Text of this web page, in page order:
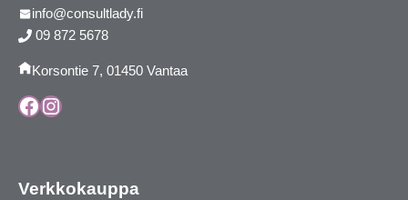
info@consultlady.fi
09 872 5678
Korsontie 7, 01450 Vantaa
Facebook
Instagram
Verkkokauppa